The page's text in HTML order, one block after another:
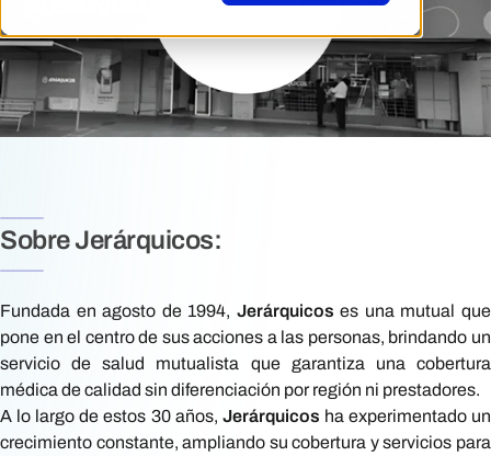
Sobre Jerárquicos:
Fundada en agosto de 1994, Jerárquicoses una mutual que
pone en el centro de sus acciones a las personas, brindando un
servicio de salud mutualista que garantiza una cobertura
médica de calidad sin diferenciación por región ni prestadores.
A lo largo de estos 30 años, Jerárquicos ha experimentado un
crecimiento constante, ampliando su cobertura y servicios para